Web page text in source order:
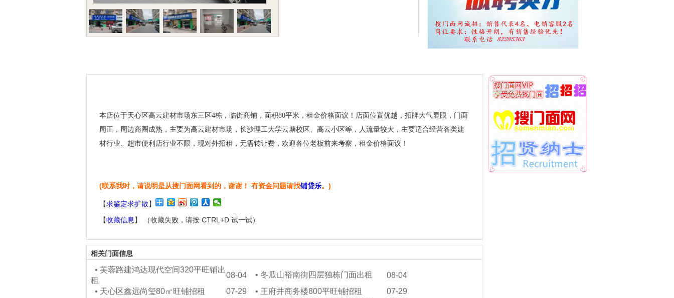
本店位于天心区高云建材市场东三区4栋，临街商铺，面积80平米，租金价格面议！店面位置优越，招牌大气显眼，门面
周正，周边商圈成熟，主要为高云建材市场，长沙理工大学云塘校区、高云小区等，人流量较大，主要适合经营各类建
材行业、超市便利店行业不限，现对外招租，无需转让费，欢迎各位老板前来考察，租金价格面议！
(联系我时，请说明是从搜门面网看到的，谢谢！ 有资金问题请找铺贷乐。)
【求鉴定求扩散】
【收藏信息 】 （收藏失败，请按 CTRL+D 试一试）
相关门面信息
• 芙蓉路建鸿达现代空间320平旺铺出
租
08-04 • 冬瓜山裕南街四层独栋门面出租
08-04
• 天心区鑫远尚玺80㎡旺铺招租 07-29 • 王府井商务楼800平旺铺招租
07-29